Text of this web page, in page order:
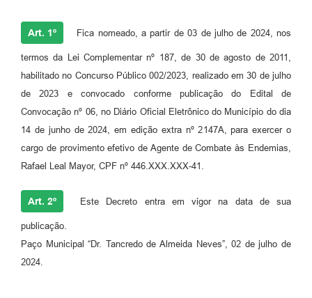
Contato
Art. 1º Fica nomeado, a partir de 03 de julho de 2024, nos
termos da Lei Complementar nº 187, de 30 de agosto de 2011,
habilitado no Concurso Público 002/2023, realizado em 30 de julho
de 2023 e convocado conforme publicação do Edital de
Convocação nº 06, no Diário Oficial Eletrônico do Município do dia
14 de junho de 2024, em edição extra nº 2147A, para exercer o
cargo de provimento efetivo de Agente de Combate às Endemias,
Rafael Leal Mayor, CPF nº 446.XXX.XXX-41.
Art. 2º Este Decreto entra em vigor na data de sua
publicação.
Paço Municipal “Dr. Tancredo de Almeida Neves”, 02 de julho de
2024.